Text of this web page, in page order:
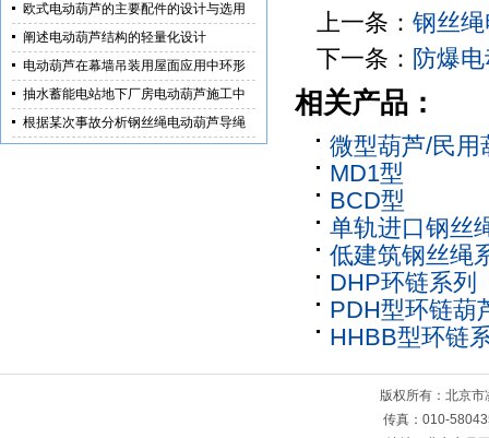
欧式电动葫芦的主要配件的设计与选用
阐述电动葫芦结构的轻量化设计
电动葫芦在幕墙吊装用屋面应用中环形
抽水蓄能电站地下厂房电动葫芦施工中
根据某次事故分析钢丝绳电动葫芦导绳
上一条： 钢丝
下一条： 防爆
相关产品：
微型葫芦/民用
MD1型
BCD型
单轨进口钢丝
低建筑钢丝绳
DHP环链系列
PDH型环链葫
HHBB型环链
版权所有：北京
传真：010-